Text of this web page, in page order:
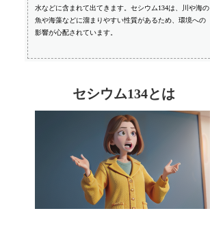
水などに含まれて出てきます。セシウム134は、川や海の
魚や海藻などに溜まりやすい性質があるため、環境への
影響が心配されています。
セシウム134とは